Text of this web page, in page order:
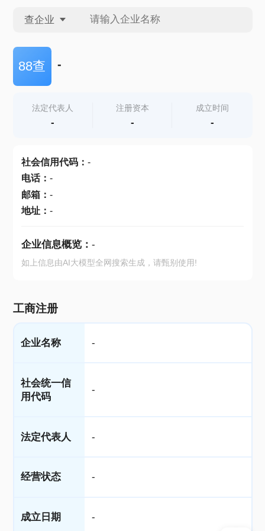
查企业
查企业
查产地
88查 -
法定代表人
-
注册资本
-
成立时间
-
社会信用代码： -
电话： -
邮箱： -
地址： -
企业信息概览： -
如上信息由AI大模型全网搜索生成，请甄别使用!
工商注册
企业名称 -
社会统一信
用代码
-
法定代表人 -
经营状态 -
成立日期 -